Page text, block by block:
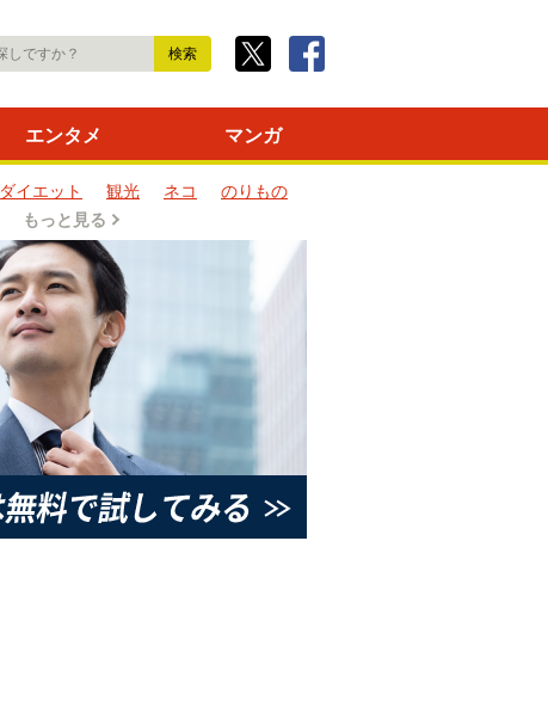
エンタメ マンガ
ダイエット 観光 ネコ
のりもの
もっと見る